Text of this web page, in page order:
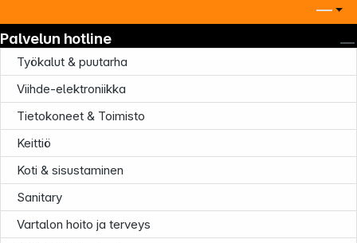
Työkalut & puutarha
Viihde-elektroniikka
Tietokoneet & Toimisto
Keittiö
Koti & sisustaminen
Sanitary
Vartalon hoito ja terveys
Palvelun hotline